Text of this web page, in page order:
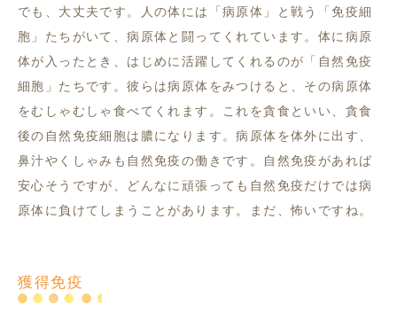
でも、大丈夫です。人の体には「病原体」と戦う「免疫細
胞」たちがいて、病原体と闘ってくれています。体に病原
体が入ったとき、はじめに活躍してくれるのが「自然免疫
細胞」たちです。彼らは病原体をみつけると、その病原体
をむしゃむしゃ食べてくれます。これを貪食といい、貪食
後の自然免疫細胞は膿になります。病原体を体外に出す、
鼻汁やくしゃみも自然免疫の働きです。自然免疫があれば
安心そうですが、どんなに頑張っても自然免疫だけでは病
原体に負けてしまうことがあります。まだ、怖いですね。
獲得免疫